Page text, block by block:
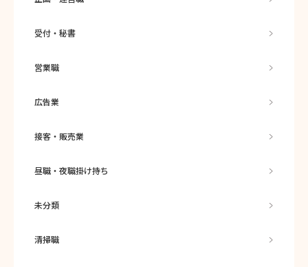
受付・秘書
営業職
広告業
接客・販売業
昼職・夜職掛け持ち
未分類
清掃職